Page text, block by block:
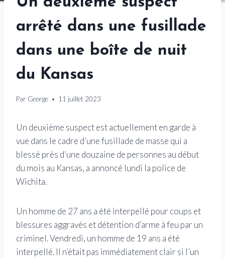
arrêté dans une fusillade
dans une boîte de nuit
du Kansas
Par George 11 juillet 2023
Un deuxième suspect est actuellement en garde à
vue dans le cadre d’une fusillade de masse qui a
blessé près d’une douzaine de personnes au début
du mois au Kansas, a annoncé lundi la police de
Wichita.
Un homme de 27 ans a été interpellé pour coups et
blessures aggravés et détention d’arme à feu par un
criminel. Vendredi, un homme de 19 ans a été
interpellé. Il n’était pas immédiatement clair si l’un